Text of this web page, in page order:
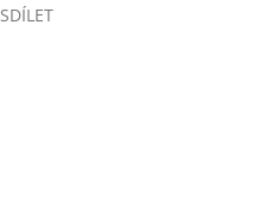
SDÍLET